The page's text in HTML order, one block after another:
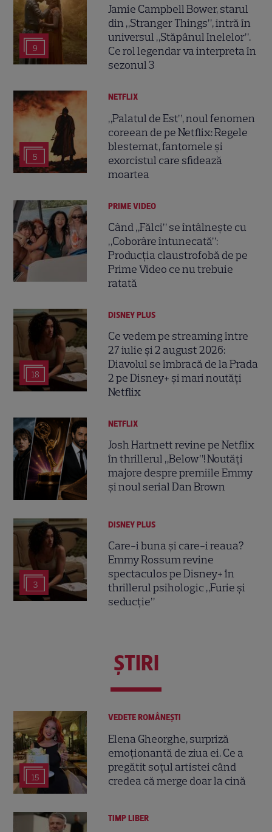
9
Jamie Campbell Bower, starul
din „Stranger Things”, intră în
universul „Stăpânul Inelelor”.
Ce rol legendar va interpreta în
sezonul 3
5
NETFLIX
„Palatul de Est”, noul fenomen
coreean de pe Netflix: Regele
blestemat, fantomele și
exorcistul care sfidează
moartea
PRIME VIDEO
Când „Fălci” se întâlnește cu
„Coborâre întunecată”:
Producția claustrofobă de pe
Prime Video ce nu trebuie
ratată
18
DISNEY PLUS
Ce vedem pe streaming între
27 iulie și 2 august 2026:
Diavolul se îmbracă de la Prada
2 pe Disney+ și mari noutăți
Netflix
NETFLIX
Josh Hartnett revine pe Netflix
în thrillerul „Below”! Noutăți
majore despre premiile Emmy
și noul serial Dan Brown
3
DISNEY PLUS
Care-i buna și care-i reaua?
Emmy Rossum revine
spectaculos pe Disney+ în
thrillerul psihologic „Furie și
seducție”
ŞTIRI
15
VEDETE ROMÂNEŞTI
Elena Gheorghe, surpriză
emoționantă de ziua ei. Ce a
pregătit soțul artistei când
credea că merge doar la cină
TIMP LIBER